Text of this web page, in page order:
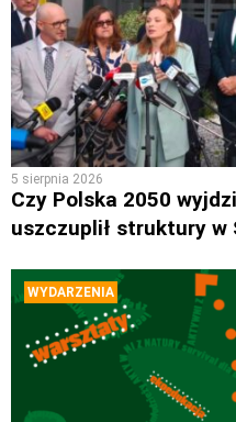
5 sierpnia 2026
Czy Polska 2050
uszczuplił struktury w
WYDARZENIA